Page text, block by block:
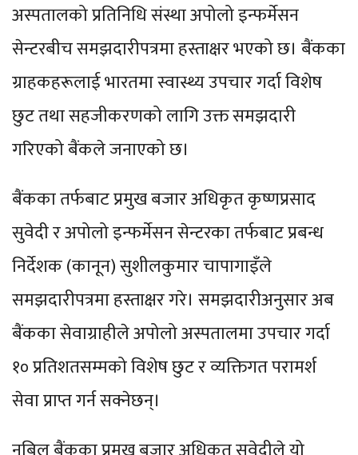
अस्पतालको प्रतिनिधि संस्था अपोलो इन्फर्मेसन
सेन्टरबीच समझदारीपत्रमा हस्ताक्षर भएको छ। बैंकका
ग्राहकहरूलाई भारतमा स्वास्थ्य उपचार गर्दा विशेष
छुट तथा सहजीकरणको लागि उक्त समझदारी
गरिएको बैंकले जनाएको छ।
बैंकका तर्फबाट प्रमुख बजार अधिकृत कृष्णप्रसाद
सुवेदी र अपोलो इन्फर्मेसन सेन्टरका तर्फबाट प्रबन्ध
निर्देशक (कानून) सुशीलकुमार चापागाइँले
समझदारीपत्रमा हस्ताक्षर गरे। समझदारीअनुसार अब
बैंकका सेवाग्राहीले अपोलो अस्पतालमा उपचार गर्दा
१० प्रतिशतसम्मको विशेष छुट र व्यक्तिगत परामर्श
सेवा प्राप्त गर्न सक्नेछन्।